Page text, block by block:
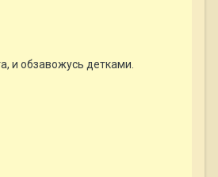
и обзавожусь детками.